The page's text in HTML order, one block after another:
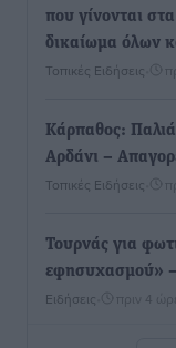
που γίνονται στα
δικαίωμα όλων
Τοπικές Ειδήσεις
Κάρπαθος:
Αρδάνι –
Τοπικές Ειδήσεις
Τουρνάς για
εφησυχασμού» –
Ειδήσεις πριν 4